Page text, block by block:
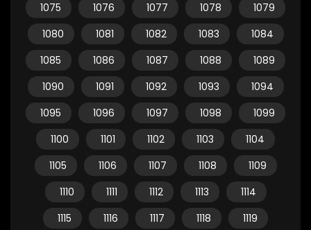
1075
1076 1077 1078
1079
1080
1081 1082 1083
1084
1085
1086 1087 1088
1089
1090
1091 1092 1093
1094
1095
1096 1097 1098
1099
1100
1101 1102 1103
1104
1105
1106 1107 1108
1109
1110
1111 1112 1113
1114
1115
1116 1117 1118
1119